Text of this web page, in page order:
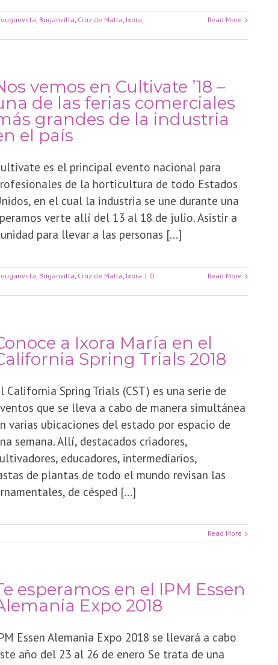
, Buganvilla, Cruz de Malta, Ixora,
Read More
vemos en Cultivate ’18 –
de las ferias comerciales
grandes de la industria
el país
es el principal evento nacional para
de la horticultura de todo Estados
en el cual la industria se une durante una
verte allí del 13 al 18 de julio. Asistir a
para llevar a las personas [...]
, Buganvilla, Cruz de Malta, Ixora | 0
Read More
a Ixora María en el
Spring Trials 2018
California Spring Trials (CST) es una serie de
que se lleva a cabo de manera simultánea
varias ubicaciones del estado por espacio de
semana. Allí, destacados criadores,
educadores, intermediarios,
de plantas de todo el mundo revisan las
de césped [...]
Read More
esperamos en el IPM Essen
Expo 2018
Essen Alemania Expo 2018 se llevará a cabo
año del 23 al 26 de enero Se trata de una